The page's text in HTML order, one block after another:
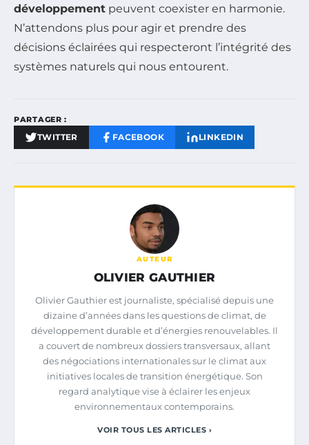
développement peuvent coexister en harmonie.
N’attendons plus pour agir et prendre des
décisions éclairées qui respecteront l’intégrité des
systèmes naturels qui nous entourent.
PARTAGER :
TWITTER FACEBOOK LINKEDIN
AUTEUR
OLIVIER GAUTHIER
Olivier Gauthier est journaliste, spécialisé depuis une
dizaine d’années dans les questions de climat, de
développement durable et d’énergies renouvelables. Il
a couvert de nombreux dossiers transversaux, allant
des négociations internationales sur le climat aux
initiatives locales de transition énergétique. Son
regard analytique vise à éclairer les enjeux
environnementaux contemporains.
VOIR TOUS LES ARTICLES ›